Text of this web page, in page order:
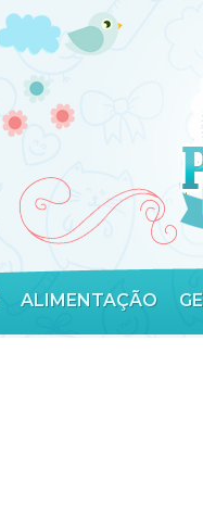
ALIMENTAÇÃO